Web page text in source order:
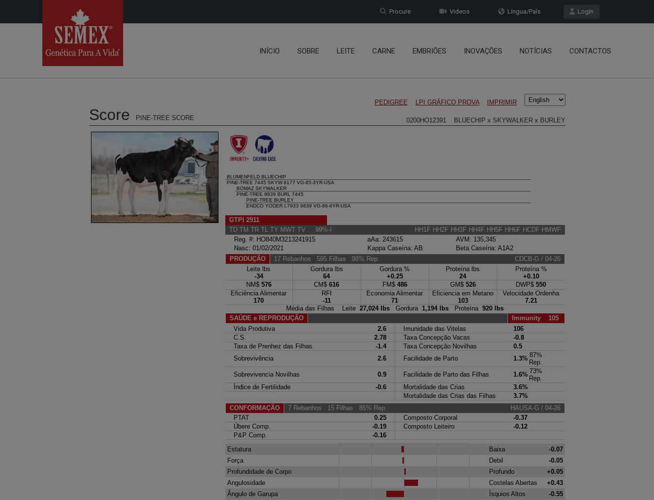
Login
Língua/País
Videos
Procure
INÍCIO SOBRE LEITE CARNE EMBRIÕES INOVAÇÕES NOTÍCIAS CONTACTOS